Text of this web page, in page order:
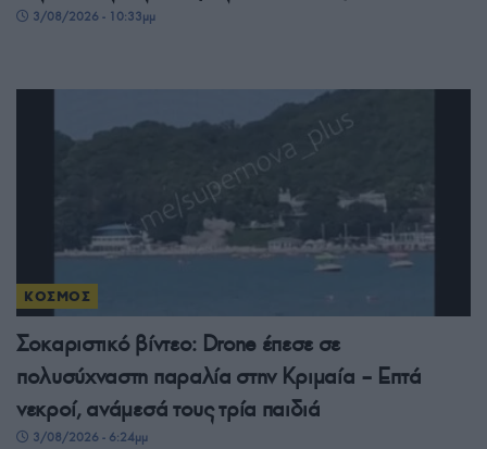
3/08/2026 - 10:33μμ
ΚΟΣΜΟΣ
Σοκαριστικό βίντεο: Drone έπεσε σε
πολυσύχναστη παραλία στην Κριμαία – Επτά
νεκροί, ανάμεσά τους τρία παιδιά
3/08/2026 - 6:24μμ